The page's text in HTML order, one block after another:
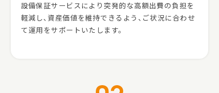
設備保証サービスにより突発的な高額出費の負担を
軽減し､資産価値を維持できるよう､ご状況に合わせ
て運用をサポートいたします。